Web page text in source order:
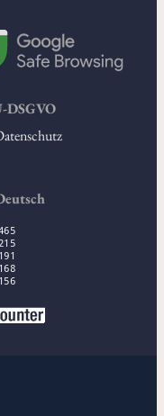
DSGVO